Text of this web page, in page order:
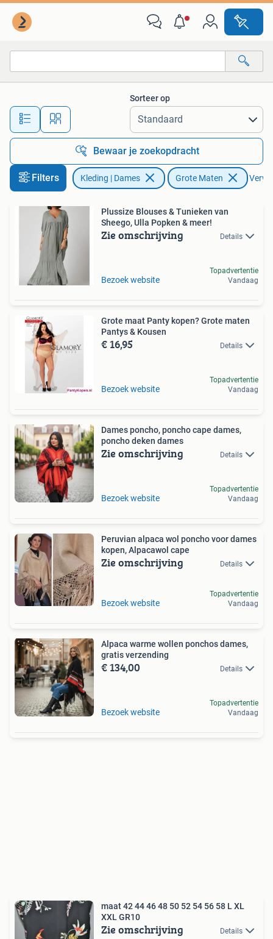
Alle afstanden…
Sorteer op
Bewaar je zoekopdracht
Filters Kleding | Dames Grote Maten
Plussize Blouses & Tunieken van
Sheego, Ulla Popken & meer!
Zie omschrijving Details
Bezoek website
Topadvertentie
Vandaag
Grote maat Panty kopen? Grote maten
Pantys & Kousen
€ 16,95 Details
Bezoek website
Topadvertentie
Vandaag
Dames poncho, poncho cape dames,
poncho deken dames
Zie omschrijving Details
Bezoek website
Topadvertentie
Vandaag
Peruvian alpaca wol poncho voor dames
kopen, Alpacawol cape
Zie omschrijving Details
Bezoek website
Topadvertentie
Vandaag
Alpaca warme wollen ponchos dames,
gratis verzending
€ 134,00 Details
Bezoek website
Topadvertentie
Vandaag
maat 42 44 46 48 50 52 54 56 58 L XL
XXL GR10
Zie omschrijving Details